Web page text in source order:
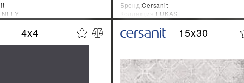
Украина
УЗНАТЬ СВОЮ СКИДКУ %
Бренд:Cersanit
Коллекция:LUKAS
Страна-производитель:Украина
УЗНАТЬ СВОЮ СКИДКУ
КУПИТЬ
4x4 15x30